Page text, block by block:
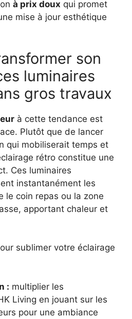
à prix doux qui promet
mise à jour esthétique
son
luminaires
gros travaux
à cette tendance est
Plutôt que de lancer
qui mobiliserait temps et
rétro constitue une
Ces luminaires
instantanément les
le coin repas ou la zone
apportant chaleur et
sublimer votre éclairage
: multiplier les
Living en jouant sur les
pour une ambiance